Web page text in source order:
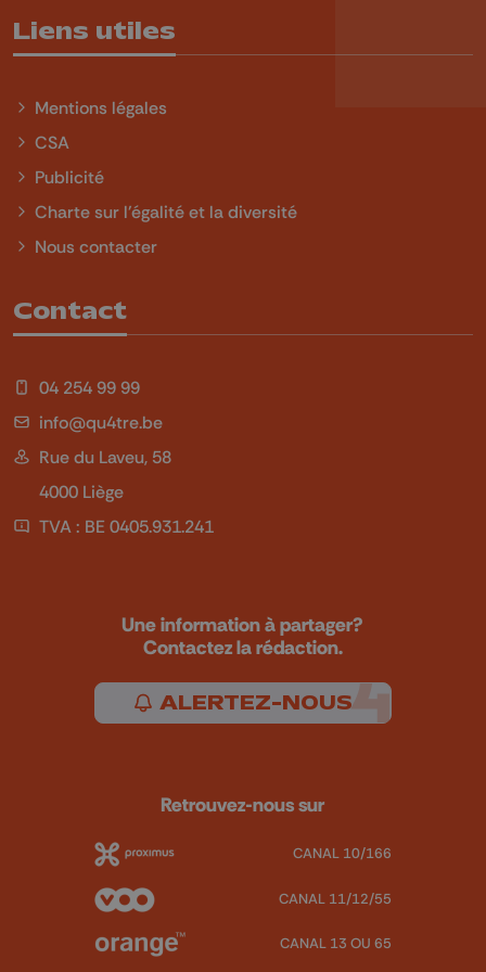
Liens utiles
Mentions légales
CSA
Publicité
Charte sur l'égalité et la diversité
Nous contacter
Contact
04 254 99 99
info@qu4tre.be
Rue du Laveu, 58
4000 Liège
TVA : BE 0405.931.241
Une information à partager?
Contactez la rédaction.
ALERTEZ-NOUS
Retrouvez-nous sur
CANAL 10/166
CANAL 11/12/55
CANAL 13 OU 65